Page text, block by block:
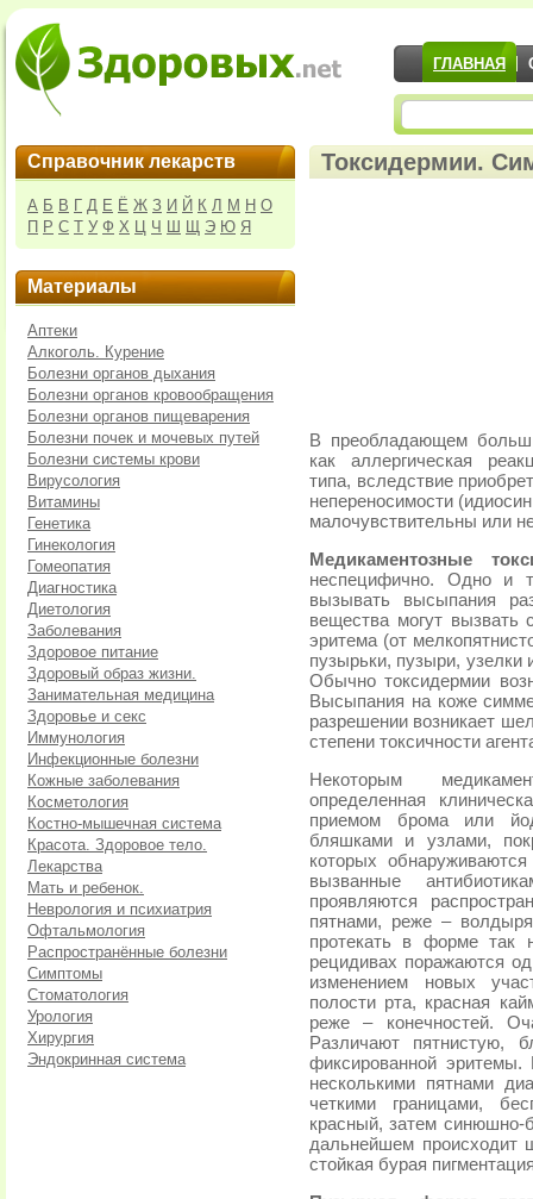
ГЛАВНАЯ
Справочник лекарств
А Б В Г Д Е Ё Ж З И Й К Л М Н О
П Р С Т У Ф Х Ц Ч Ш Щ Э Ю Я
Материалы
Аптеки
Алкоголь. Курение
Болезни органов дыхания
Болезни органов кровообращения
Болезни органов пищеварения
Болезни почек и мочевых путей
Болезни системы крови
Вирусология
Витамины
Генетика
Гинекология
Гомеопатия
Диагностика
Диетология
Заболевания
Здоровое питание
Здоровый образ жизни.
Занимательная медицина
Здоровье и секс
Иммунология
Инфекционные болезни
Кожные заболевания
Косметология
Костно-мышечная система
Красота. Здоровое тело.
Лекарства
Мать и ребенок.
Неврология и психиатрия
Офтальмология
Распространённые болезни
Симптомы
Стоматология
Урология
Хирургия
Эндокринная система
Токсидермии.
В преобладающем
как аллергическая
типа, вследствие
непереносимости
малочувствительны или
Медикаментозные
неспецифично. Одно и
вызывать высыпания
вещества могут вызвать
эритема (от
пузырьки, пузыри, узелки
Обычно токсидермии
Высыпания на коже
разрешении возникает
степени токсичности
Некоторым
определенная
приемом брома или
бляшками и узлами,
которых
вызванные
проявляются
пятнами, реже –
протекать в форме так
рецидивах поражаются
изменением новых
полости рта, красная
реже – конечностей.
Различают пятнистую,
фиксированной
несколькими пятнами
четкими границами,
красный, затем синюшно-
дальнейшем происходит
стойкая бурая